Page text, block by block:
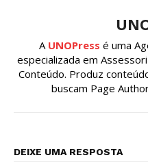
A UNOPress é uma
especializada em
Conteúdo. Produz
buscam Page
DEIXE UMA RESPOSTA